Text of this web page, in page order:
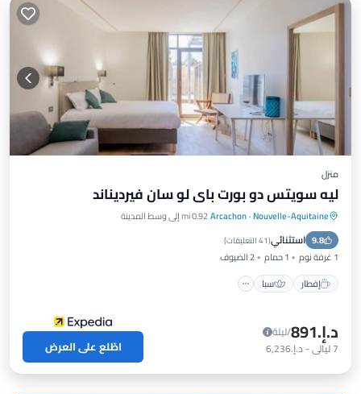
منزل
ليه سويتس دو بورت باي لو سان فيرديناند
Nouvelle-Aquitaine
·
Arcachon0.92 mi إلى وسط المدينة
9.8 استثنائي(41 التعليقات )
1 غرفة نوم 1 حمام
2 الضيوف
إفطار
سبا
إفطار سبا
إطلالة على المحيط
إطلالة
د.إ.‏891
/ليلة
7ليالي- د.إ.‏6,236 اطّلع على العرض